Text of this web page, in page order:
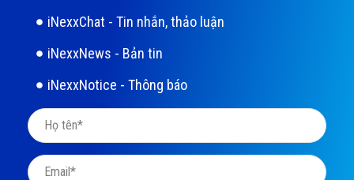
iNexxChat - Tin nhắn, thảo luận
iNexxNews - Bản tin
iNexxNotice - Thông báo